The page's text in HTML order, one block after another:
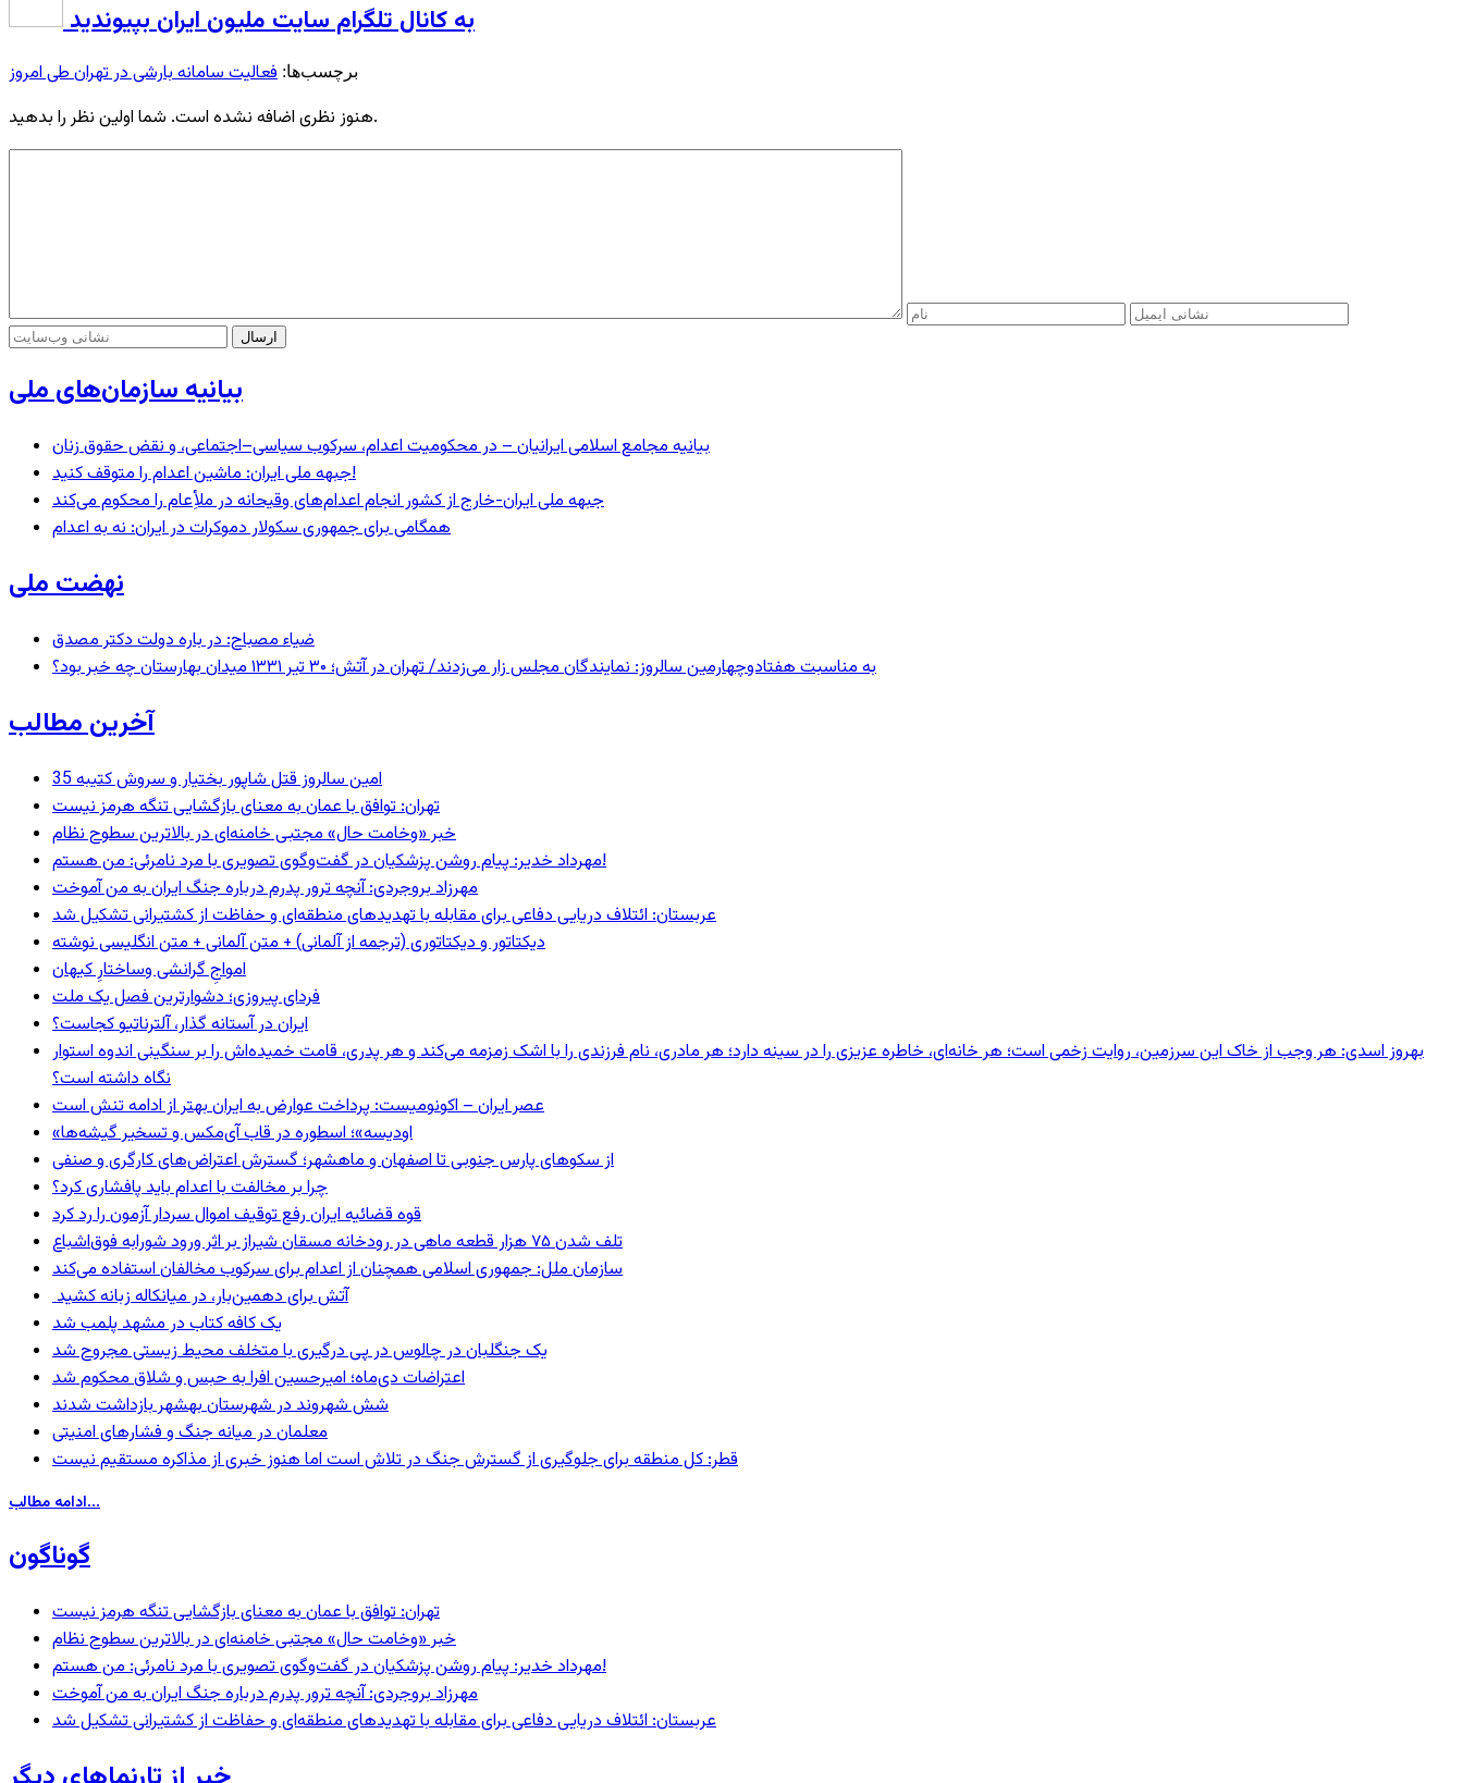
به کانال تلگرام سایت ملیون ایران بپیوندید
برچسب‌ها: فعالیت سامانه بارشی در تهران طی امروز
هنوز نظری اضافه نشده است. شما اولین نظر را بدهید.
بیانیه سازمان‌های ملی
بیانیه مجامع اسلامی ایرانیان – در محکومیت اعدام، سرکوب سیاسی–اجتماعی، و نقض حقوق زنان
جبهه ملی ایران: ماشین اعدام را متوقف کنید!
جبهه ملی ایران-خارج از کشور انجام اعدام‌های وقیحانه در ملأِعام را محکوم می‌کند
همگامی برای جمهوری سکولار دموکرات در ایران: نه به اعدام
نهضت ملی
ضیاء مصباح: در باره دولت دکتر مصدق
به مناسبت هفتادوچهارمین سالروز: نمایندگان مجلس زار می‌زدند/ تهران در آتش؛ ۳۰ تیر ۱۳۳۱ میدان بهارستان چه خبر بود؟
آخرین مطالب
35 امین سالروز قتل شاپور بختیار و سروش کتیبه
تهران: توافق با عمان به معنای بازگشایی تنگه هرمز نیست
خبر «وخامت حال» مجتبی خامنه‌ای در بالاترین سطوح نظام
مهرداد خدیر: پیام روشن پزشکیان در گفت‌و‌گوی تصویری با مرد نامرئی: من هستم!
مهرزاد بروجردی: آنچه ترور پدرم درباره جنگ ایران به من آموخت
عربستان: ائتلاف دریایی دفاعی برای مقابله با تهدیدهای منطقه‌ای و حفاظت از کشتیرانی تشکیل شد
دیکتاتور و دیکتاتوری (ترجمه از آلمانی) + متن آلمانی + متن انگلیسی نوشته
‌امواجِ گرانشی وساختارِ کیهان
فردای پیروزی؛ دشوارترین فصل یک ملت
ایران در آستانه گذار، آلترناتیو کجاست؟
بهروز اسدی: هر وجب از خاک‌ این سرزمین، روایت زخمی است؛ هر خانه‌ای، خاطره عزیزی را در سینه دارد؛ هر مادری، نام فرزندی را با اشک زمزمه می‌کند و هر پدری، قامت خمیده‌اش را بر سنگینی اندوه استوار
نگاه داشته است؟
عصر ایران – اکونومیست: پرداخت عوارض به ایران بهتر از ادامه تنش است
«اودیسه»؛ اسطوره در قاب آی‌مکس و تسخیر گیشه‌ها
از سکوهای پارس جنوبی تا اصفهان و ماهشهر؛ گسترش اعتراض‌های کارگری و صنفی
چرا بر مخالفت با اعدام باید پافشاری کرد؟
قوه قضائیه ایران رفع توقیف اموال سردار آزمون را رد کرد
تلف شدن ۷۵ هزار قطعه ماهی در رودخانه مسقان شیراز بر اثر ورود شورابه فوق‌اشباع
سازمان ملل: جمهوری اسلامی همچنان از اعدام برای سرکوب مخالفان استفاده می‌کند
آتش برای دهمین‌بار، در میانکاله زبانه کشید
یک کافه کتاب در مشهد پلمب شد
یک جنگلبان در چالوس در پی درگیری با متخلف محیط زیستی مجروح شد
اعتراضات دی‌ماه؛ امیرحسین افرا به حبس و شلاق محکوم شد
شش شهروند در شهرستان بهشهر بازداشت شدند
معلمان در میانه جنگ و فشارهای امنیتی
قطر: کل منطقه برای جلوگیری از گسترش جنگ در تلاش است اما هنوز خبری از مذاکره مستقیم نیست
ادامه مطالب...
گوناگون
تهران: توافق با عمان به معنای بازگشایی تنگه هرمز نیست
خبر «وخامت حال» مجتبی خامنه‌ای در بالاترین سطوح نظام
مهرداد خدیر: پیام روشن پزشکیان در گفت‌و‌گوی تصویری با مرد نامرئی: من هستم!
مهرزاد بروجردی: آنچه ترور پدرم درباره جنگ ایران به من آموخت
عربستان: ائتلاف دریایی دفاعی برای مقابله با تهدیدهای منطقه‌ای و حفاظت از کشتیرانی تشکیل شد